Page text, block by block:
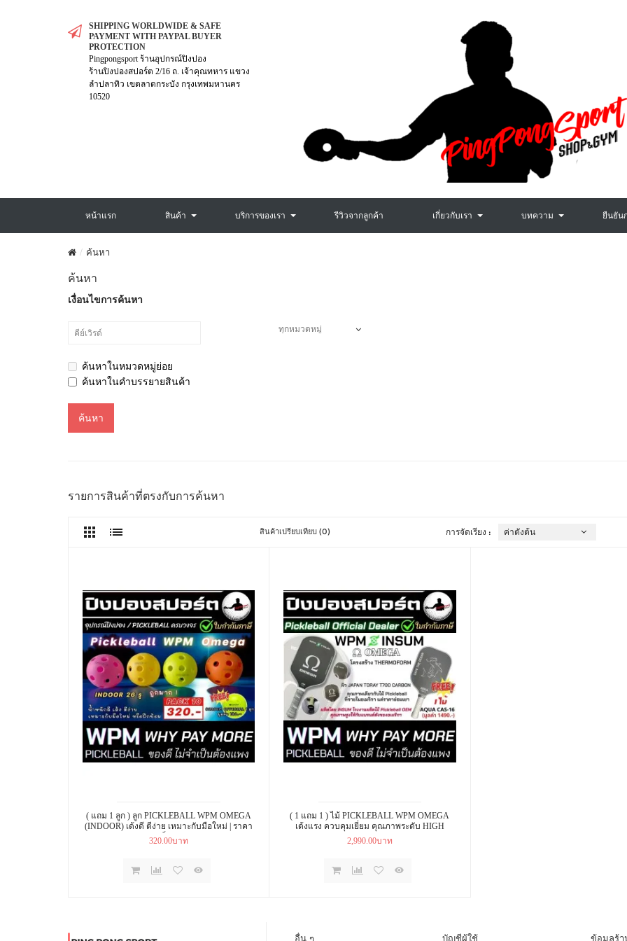
SHIPPING WORLDWIDE & SAFE
PAYMENT WITH PAYPAL BUYER
PROTECTION
Pingpongsport ร้านอุปกรณ์ปิงปอง
ร้านปิงปองสปอร์ต 2/16 ถ. เจ้าคุณทหาร แขวง
ลำปลาทิว เขตลาดกระบัง กรุงเทพมหานคร
10520
หน้าแรก สินค้า บริการของเรา รีวิวจากลูกค้า เกี่ยวกับเรา บทความ ยืนยัน
ค้นหา
ค้นหา
เงื่อนไขการค้นหา
ค้นหาในหมวดหมู่ย่อย
ค้นหาในคำบรรยายสินค้า
รายการสินค้าที่ตรงกับการค้นหา
สินค้าเปรียบเทียบ (0) การจัดเรียง :
( แถม 1 ลูก ) ลูก PICKLEBALL WPM OMEGA
(INDOOR) เด้งดี ตีง่าย เหมาะกับมือใหม่ | ราคา
ถูก แพ็ค 10 ลูก
320.00บาท
( 1 แถม 1 ) ไม้ PICKLEBALL WPM OMEGA
เด้งแรง ควบคุมเยี่ยม คุณภาพระดับ HIGH
PERFORMANCE ราคาคุ้มค่า
2,990.00บาท
อื่น ๆ บัญชีผู้ใช้ ข้อมูลร้า